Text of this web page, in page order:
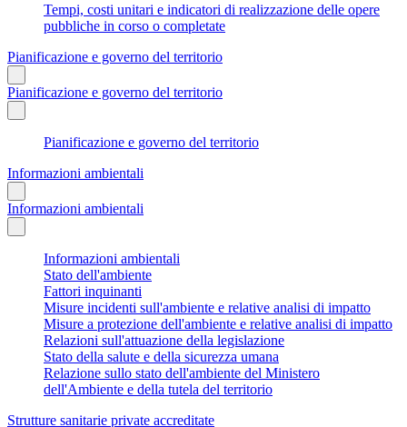
Tempi, costi unitari e indicatori di realizzazione delle opere
pubbliche in corso o completate
Pianificazione e governo del territorio
Pianificazione e governo del territorio
Pianificazione e governo del territorio
Informazioni ambientali
Informazioni ambientali
Informazioni ambientali
Stato dell'ambiente
Fattori inquinanti
Misure incidenti sull'ambiente e relative analisi di impatto
Misure a protezione dell'ambiente e relative analisi di impatto
Relazioni sull'attuazione della legislazione
Stato della salute e della sicurezza umana
Relazione sullo stato dell'ambiente del Ministero
dell'Ambiente e della tutela del territorio
Strutture sanitarie private accreditate